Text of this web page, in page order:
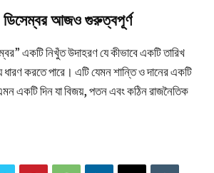
আজও গুরুত্বপূর্ণ
একটি নিখুঁত উদাহরণ যে কীভাবে একটি তারিখ
করতে পারে। এটি যেমন শান্তি ও দানের একটি
একটি দিন যা বিজয়, পতন এবং কঠিন রাজনৈতিক